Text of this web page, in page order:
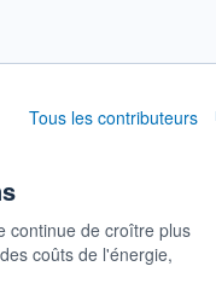
Tous les contributeurs
continue de croître plus
coûts de l'énergie,